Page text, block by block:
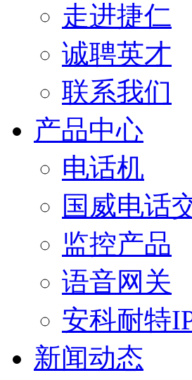
走进捷仁
诚聘英才
联系我们
产品中心
电话机
国威电话
监控产品
语音网关
安科耐特
新闻动态